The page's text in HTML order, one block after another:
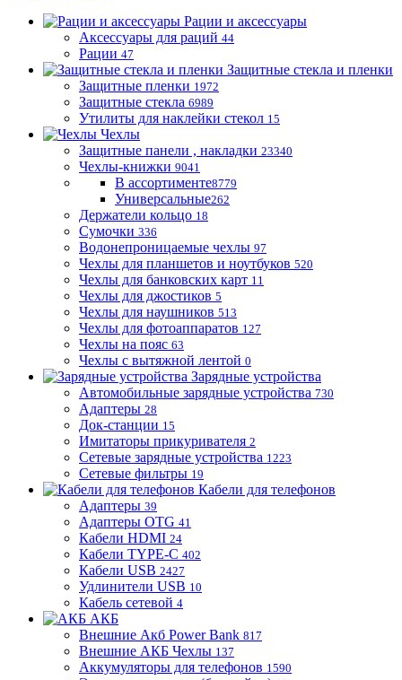
Рации и аксессуары
Аксессуары для раций 44
Рации 47
Защитные стекла и пленки
Защитные пленки 1972
Защитные стекла 6989
Утилиты для наклейки стекол 15
Чехлы
Защитные панели , накладки 23340
Чехлы-книжки 9041
В ассортименте8779
Универсальные262
Держатели кольцо 18
Сумочки 336
Водонепроницаемые чехлы 97
Чехлы для планшетов и ноутбуков 520
Чехлы для банковских карт 11
Чехлы для джостиков 5
Чехлы для наушников 513
Чехлы для фотоаппаратов 127
Чехлы на пояс 63
Чехлы с вытяжной лентой 0
Зарядные устройства
Автомобильные зарядные устройства 730
Адаптеры 28
Док-станции 15
Имитаторы прикуривателя 2
Сетевые зарядные устройства 1223
Сетевые фильтры 19
Кабели для телефонов
Адаптеры 39
Адаптеры OTG 41
Кабели HDMI 24
Кабели TYPE-C 402
Кабели USB 2427
Удлинители USB 10
Кабель сетевой 4
АКБ
Внешние Акб Power Bank 817
Внешние АКБ Чехлы 137
Аккумуляторы для телефонов 1590